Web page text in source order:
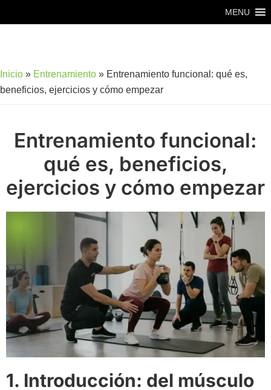
al
al
página
MENU
Inicio » Entrenamiento » Entrenamiento funcional: qué es,
beneficios, ejercicios y cómo empezar
Entrenamiento funcional:
qué es, beneficios,
ejercicios y cómo empezar
1. Introducción: del músculo